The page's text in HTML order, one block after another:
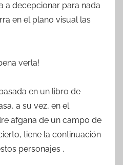
a decepcionar para nada
en el plano visual las
verla!
en un libro de
a su vez, en el
afgana de un campo de
tiene la continuación
personajes .